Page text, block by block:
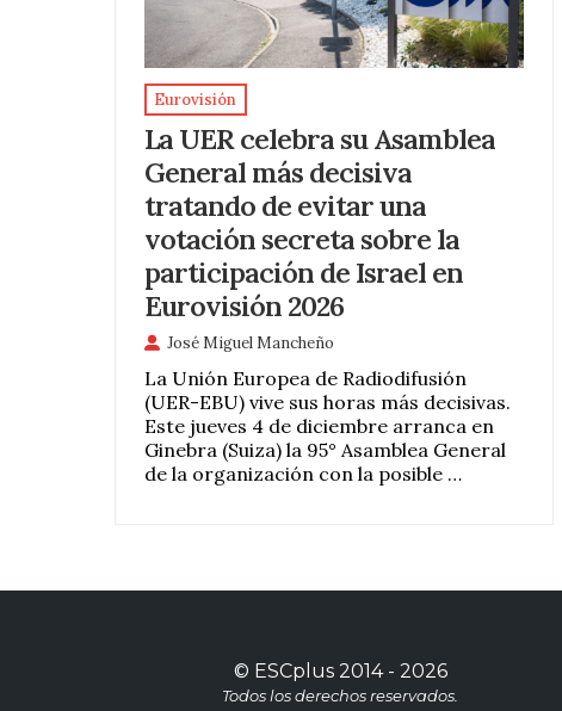
Eurovisión
La UER celebra su Asamblea
General más decisiva
tratando de evitar una
votación secreta sobre la
participación de Israel en
Eurovisión 2026
José Miguel Mancheño
La Unión Europea de Radiodifusión
(UER-EBU) vive sus horas más decisivas.
Este jueves 4 de diciembre arranca en
Ginebra (Suiza) la 95° Asamblea General
de la organización con la posible …
© ESCplus2014 - 2026
Todos los derechos reservados.